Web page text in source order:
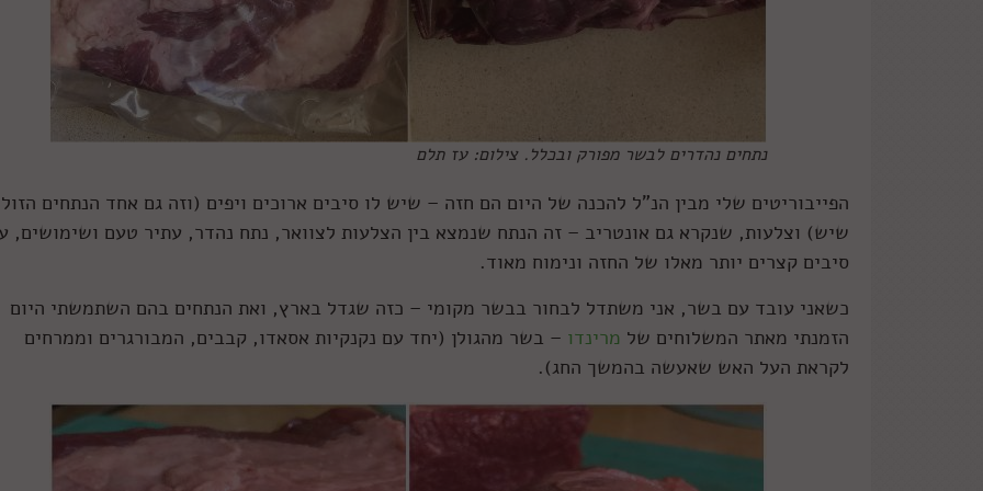
נתחים נהדרים לבשר מפורק ובכלל. צילום: עז תלם
הפייבוריטים שלי מבין הנ"ל להכנה של היום הם חזה – שיש לו סיבים ארוכים ויפים (וזה גם אחד הנתחים
שיש) וצלעות, שנקרא גם אונטריב – זה הנתח שנמצא בין הצלעות לצוואר, נתח נהדר, עתיר טעם ושימושים,
סיבים קצרים יותר מאלו של החזה ונימוח מאוד.
כשאני עובד עם בשר, אני משתדל לבחור בבשר מקומי – כזה שגדל בארץ, ואת הנתחים בהם השתמשתי היום
הזמנתי מאתר המשלוחים של מרינדו – בשר מהגולן (יחד עם נקנקיות אסאדו, קבבים, המבורגרים וממרחים
לקראת העל האש שאעשה בהמשך החג).